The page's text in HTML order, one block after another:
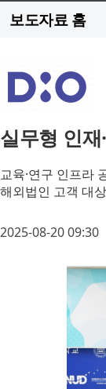
보도자료 홈
실무형 인
교육·연구 인프라
해외법인 고객 대
2025-08-20 09:30